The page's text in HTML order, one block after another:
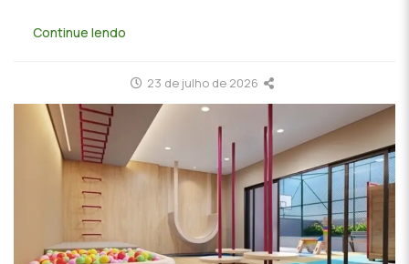
Continue lendo
23 de julho de 2026